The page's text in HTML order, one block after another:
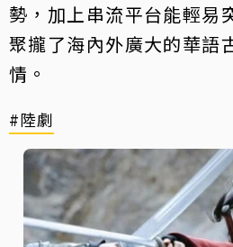
勢，加上串流平台能輕易
聚攏了海內外廣大的華語
情。
#陸劇